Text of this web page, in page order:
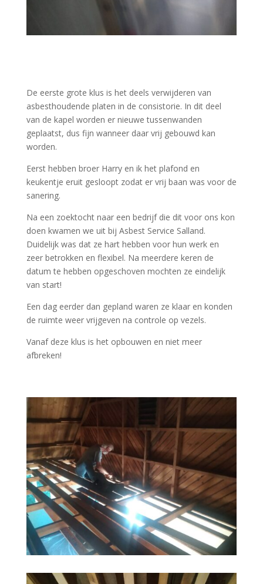
De eerste grote klus is het deels verwijderen van
asbesthoudende platen in de consistorie. In dit deel
van de kapel worden er nieuwe tussenwanden
geplaatst, dus fijn wanneer daar vrij gebouwd kan
worden.
Eerst hebben broer Harry en ik het plafond en
keukentje eruit gesloopt zodat er vrij baan was voor de
sanering.
Na een zoektocht naar een bedrijf die dit voor ons kon
doen kwamen we uit bij Asbest Service Salland.
Duidelijk was dat ze hart hebben voor hun werk en
zeer betrokken en flexibel. Na meerdere keren de
datum te hebben opgeschoven mochten ze eindelijk
van start!
Een dag eerder dan gepland waren ze klaar en konden
de ruimte weer vrijgeven na controle op vezels.
Vanaf deze klus is het opbouwen en niet meer
afbreken!